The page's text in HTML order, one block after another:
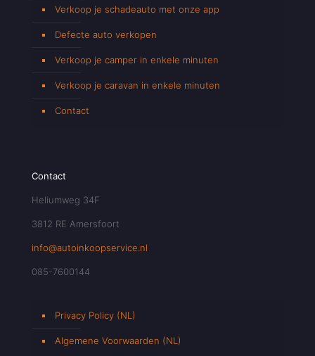
Verkoop je schadeauto met onze app
Defecte auto verkopen
Verkoop je camper in enkele minuten
Verkoop je caravan in enkele minuten
Contact
Contact
Heliumweg 34F
3812 RE Amersfoort
info@autoinkoopservice.nl
085-7600144
Privacy Policy (NL)
Algemene Voorwaarden (NL)